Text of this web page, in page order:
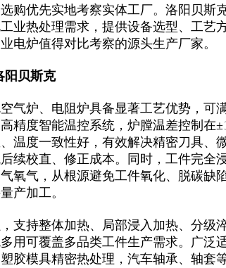
购优先实地考察实体工厂。洛阳贝斯
业热处理需求，提供设备选型、工艺
电炉值得对比考察的源头生产厂家。
阳贝斯克
气炉、电阻炉具备显著工艺优势，可
精度智能温控系统，炉膛温差控制在
温度一致性好，有效解决精密刀具、
续校直、修正成本。同时，工件完全
氧气，从根源避免工件氧化、脱碳缺
产加工。
支持整体加热、局部浸入加热、分级
用可覆盖多品类工件生产需求。广泛
胶模具精密热处理，汽车轴承、轴套